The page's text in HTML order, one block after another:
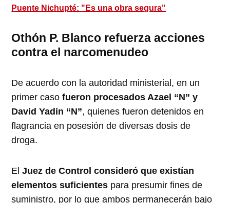
Puente Nichupté: "Es una obra segura"
Othón P. Blanco refuerza acciones
contra el narcomenudeo
De acuerdo con la autoridad ministerial, en un
primer casofueron procesados Azael “N” y
David Yadin “N”, quienes fueron detenidos en
flagrancia en posesión de diversas dosis de
droga.
ElJuez de Control consideró que existían
elementos suficientes para presumir fines de
suministro, por lo que ambos permanecerán bajo